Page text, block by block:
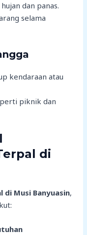
dan panas.
selama
kendaraan atau
piknik dan
di
Musi Banyuasin,